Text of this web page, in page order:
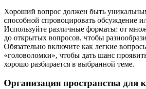
Хороший вопрос должен быть
способной спровоцировать обсуждение
Используйте различные форматы: от
до открытых вопросов, чтобы
Обязательно включите как легкие
«головоломки», чтобы дать шанс
хорошо разбирается в выбранной теме.
Организация пространства для